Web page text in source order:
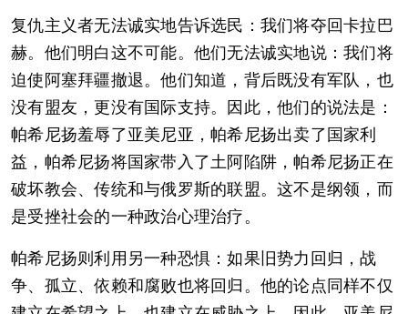
复仇主义者无法诚实地告诉选民：我们将夺回卡拉巴
赫。他们明白这不可能。他们无法诚实地说：我们将
迫使阿塞拜疆撤退。他们知道，背后既没有军队，也
没有盟友，更没有国际支持。因此，他们的说法是：
帕希尼扬羞辱了亚美尼亚，帕希尼扬出卖了国家利
益，帕希尼扬将国家带入了土阿陷阱，帕希尼扬正在
破坏教会、传统和与俄罗斯的联盟。这不是纲领，而
是受挫社会的一种政治心理治疗。
帕希尼扬则利用另一种恐惧：如果旧势力回归，战
争、孤立、依赖和腐败也将回归。他的论点同样不仅